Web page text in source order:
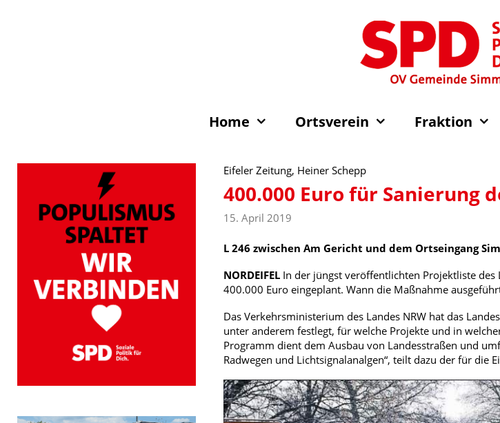
Home Ortsverein Fraktion
Eifeler Zeitung, Heiner Schepp
400.000 Euro für Sanierung
15. April 2019
L 246 zwischen Am Gericht und dem Ortseingang
NORDEIFELIn der jüngst veröffentlichten Projektliste des
400.000 Euro eingeplant. Wann die Maßnahme
Das Verkehrsministerium des Landes NRW hat das
unter anderem festlegt, für welche Projekte und in
Programm dient dem Ausbau von Landesstraßen und
Radwegen und Lichtsignalanalgen“, teilt dazu der für die